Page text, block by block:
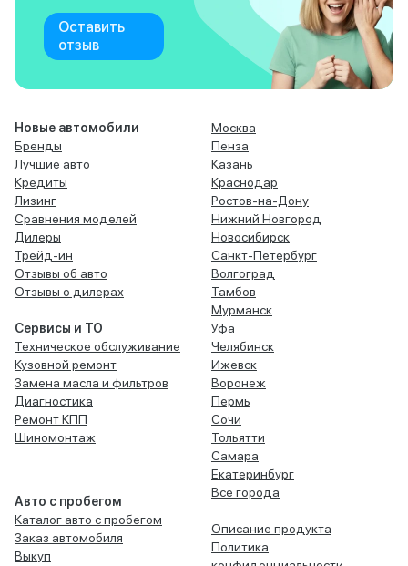
Оставить
отзыв
Новые автомобили
Бренды
Лучшие авто
Кредиты
Лизинг
Сравнения моделей
Дилеры
Трейд-ин
Отзывы об авто
Отзывы о дилерах
Сервисы и ТО
Техническое обслуживание
Кузовной ремонт
Замена масла и фильтров
Диагностика
Ремонт КПП
Шиномонтаж
Авто с пробегом
Каталог авто с пробегом
Заказ автомобиля
Выкуп
Москва
Пенза
Казань
Краснодар
Ростов-на-Дону
Нижний Новгород
Новосибирск
Санкт-Петербург
Волгоград
Тамбов
Мурманск
Уфа
Челябинск
Ижевск
Воронеж
Пермь
Сочи
Тольятти
Самара
Екатеринбург
Все города
Описание продукта
Политика